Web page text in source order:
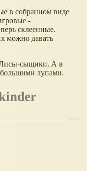
в собранном виде
-
склеенные.
можно давать
Лисы-сыщики. А в
лупами.